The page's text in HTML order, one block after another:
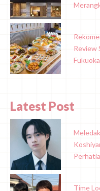
Review
Latest Post
Time